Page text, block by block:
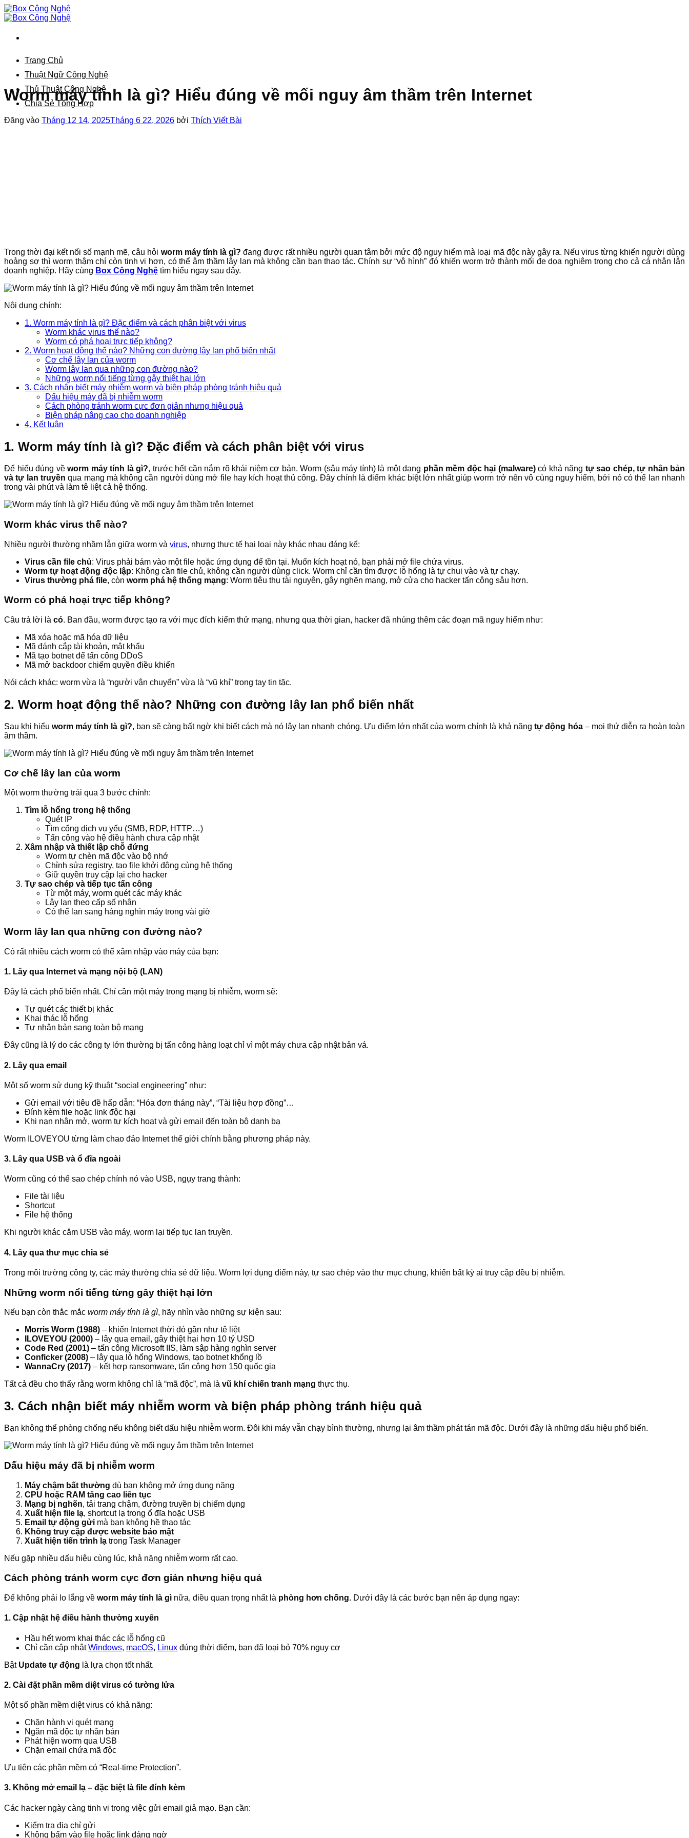
Bỏ
qua
dung
Trang Chủ
Thuật Ngữ Công Nghệ
Thủ Thuật Công Nghệ
Chia Sẻ Tổng Hợp
Worm máy tính là gì? Hiểu đúng về mối nguy âm thầm trên Internet
Đăng vào Tháng 12 14, 2025Tháng 6 22, 2026 bởi Thích Viết Bài
Trong thời đại kết nối số mạnh mẽ, câu hỏi worm máy tính là gì? đang được rất nhiều người quan tâm bởi mức độ nguy hiểm mà loại mã độc này gây ra. Nếu virus từng khiến người dùng
hoảng sợ thì worm thậm chí còn tinh vi hơn, có thể âm thầm lây lan mà không cần bạn thao tác. Chính sự “vô hình” đó khiến worm trở thành mối đe dọa nghiêm trọng cho cả cá nhân lẫn
doanh nghiệp. Hãy cùng Box Công Nghệ tìm hiểu ngay sau đây.
Nội dung chính:
1. Worm máy tính là gì? Đặc điểm và cách phân biệt với virus
Worm khác virus thế nào?
Worm có phá hoại trực tiếp không?
2. Worm hoạt động thế nào? Những con đường lây lan phổ biến nhất
Cơ chế lây lan của worm
Worm lây lan qua những con đường nào?
Những worm nổi tiếng từng gây thiệt hại lớn
3. Cách nhận biết máy nhiễm worm và biện pháp phòng tránh hiệu quả
Dấu hiệu máy đã bị nhiễm worm
Cách phòng tránh worm cực đơn giản nhưng hiệu quả
Biện pháp nâng cao cho doanh nghiệp
4. Kết luận
1. Worm máy tính là gì? Đặc điểm và cách phân biệt với virus
Để hiểu đúng vềworm máy tính là gì?, trước hết cần nắm rõ khái niệm cơ bản. Worm (sâu máy tính) là một dạng phần mềm độc hại (malware)có khả năng tự sao chép, tự nhân bản
và tự lan truyền qua mạng mà không cần người dùng mở file hay kích hoạt thủ công. Đây chính là điểm khác biệt lớn nhất giúp worm trở nên vô cùng nguy hiểm, bởi nó có thể lan nhanh
trong vài phút và làm tê liệt cả hệ thống.
Worm khác virus thế nào?
Nhiều người thường nhầm lẫn giữa worm và virus, nhưng thực tế hai loại này khác nhau đáng kể:
Virus cần file chủ: Virus phải bám vào một file hoặc ứng dụng để tồn tại. Muốn kích hoạt nó, bạn phải mở file chứa virus.
Worm tự hoạt động độc lập: Không cần file chủ, không cần người dùng click. Worm chỉ cần tìm được lỗ hổng là tự chui vào và tự chạy.
Virus thường phá file, còn worm phá hệ thống mạng: Worm tiêu thụ tài nguyên, gây nghẽn mạng, mở cửa cho hacker tấn công sâu hơn.
Worm có phá hoại trực tiếp không?
Câu trả lời là có. Ban đầu, worm được tạo ra với mục đích kiểm thử mạng, nhưng qua thời gian, hacker đã nhúng thêm các đoạn mã nguy hiểm như:
Mã xóa hoặc mã hóa dữ liệu
Mã đánh cắp tài khoản, mật khẩu
Mã tạo botnet để tấn công DDoS
Mã mở backdoor chiếm quyền điều khiển
Nói cách khác: worm vừa là “người vận chuyển” vừa là “vũ khí” trong tay tin tặc.
2. Worm hoạt động thế nào? Những con đường lây lan phổ biến nhất
Sau khi hiểu worm máy tính là gì?, bạn sẽ càng bất ngờ khi biết cách mà nó lây lan nhanh chóng. Ưu điểm lớn nhất của worm chính là khả năngtự động hóa– mọi thứ diễn ra hoàn toàn
âm thầm.
Cơ chế lây lan của worm
Một worm thường trải qua 3 bước chính:
Tìm lỗ hổng trong hệ thống
Quét IP
Tìm cổng dịch vụ yếu (SMB, RDP, HTTP…)
Tấn công vào hệ điều hành chưa cập nhật
Xâm nhập và thiết lập chỗ đứng
Worm tự chèn mã độc vào bộ nhớ
Chỉnh sửa registry, tạo file khởi động cùng hệ thống
Giữ quyền truy cập lại cho hacker
Tự sao chép và tiếp tục tấn công
Từ một máy, worm quét các máy khác
Lây lan theo cấp số nhân
Có thể lan sang hàng nghìn máy trong vài giờ
Worm lây lan qua những con đường nào?
Có rất nhiều cách worm có thể xâm nhập vào máy của bạn:
1. Lây qua Internet và mạng nội bộ (LAN)
Đây là cách phổ biến nhất. Chỉ cần một máy trong mạng bị nhiễm, worm sẽ:
Tự quét các thiết bị khác
Khai thác lỗ hổng
Tự nhân bản sang toàn bộ mạng
Đây cũng là lý do các công ty lớn thường bị tấn công hàng loạt chỉ vì một máy chưa cập nhật bản vá.
2. Lây qua email
Một số worm sử dụng kỹ thuật “social engineering” như:
Gửi email với tiêu đề hấp dẫn: “Hóa đơn tháng này”, “Tài liệu hợp đồng”…
Đính kèm file hoặc link độc hại
Khi nạn nhân mở, worm tự kích hoạt và gửi email đến toàn bộ danh bạ
Worm ILOVEYOU từng làm chao đảo Internet thế giới chính bằng phương pháp này.
3. Lây qua USB và ổ đĩa ngoài
Worm cũng có thể sao chép chính nó vào USB, ngụy trang thành:
File tài liệu
Shortcut
File hệ thống
Khi người khác cắm USB vào máy, worm lại tiếp tục lan truyền.
4. Lây qua thư mục chia sẻ
Trong môi trường công ty, các máy thường chia sẻ dữ liệu. Worm lợi dụng điểm này, tự sao chép vào thư mục chung, khiến bất kỳ ai truy cập đều bị nhiễm.
Những worm nổi tiếng từng gây thiệt hại lớn
Nếu bạn còn thắc mắc worm máy tính là gì, hãy nhìn vào những sự kiện sau:
Morris Worm (1988) – khiến Internet thời đó gần như tê liệt
ILOVEYOU (2000) – lây qua email, gây thiệt hại hơn 10 tỷ USD
Code Red (2001) – tấn công Microsoft IIS, làm sập hàng nghìn server
Conficker (2008) – lây qua lỗ hổng Windows, tạo botnet khổng lồ
WannaCry (2017) – kết hợp ransomware, tấn công hơn 150 quốc gia
Tất cả đều cho thấy rằng worm không chỉ là “mã độc”, mà là vũ khí chiến tranh mạng thực thụ.
3. Cách nhận biết máy nhiễm worm và biện pháp phòng tránh hiệu quả
Bạn không thể phòng chống nếu không biết dấu hiệu nhiễm worm. Đôi khi máy vẫn chạy bình thường, nhưng lại âm thầm phát tán mã độc. Dưới đây là những dấu hiệu phổ biến.
Dấu hiệu máy đã bị nhiễm worm
Máy chậm bất thường dù bạn không mở ứng dụng nặng
CPU hoặc RAM tăng cao liên tục
Mạng bị nghẽn, tải trang chậm, đường truyền bị chiếm dụng
Xuất hiện file lạ, shortcut lạ trong ổ đĩa hoặc USB
Email tự động gửi mà bạn không hề thao tác
Không truy cập được website bảo mật
Xuất hiện tiến trình lạ trong Task Manager
Nếu gặp nhiều dấu hiệu cùng lúc, khả năng nhiễm worm rất cao.
Cách phòng tránh worm cực đơn giản nhưng hiệu quả
Để không phải lo lắng về worm máy tính là gì nữa, điều quan trọng nhất là phòng hơn chống. Dưới đây là các bước bạn nên áp dụng ngay:
1. Cập nhật hệ điều hành thường xuyên
Hầu hết worm khai thác các lỗ hổng cũ
Chỉ cần cập nhậtWindows, macOS, Linux đúng thời điểm, bạn đã loại bỏ 70% nguy cơ
Bật Update tự động là lựa chọn tốt nhất.
2. Cài đặt phần mềm diệt virus có tường lửa
Một số phần mềm diệt virus có khả năng:
Chặn hành vi quét mạng
Ngăn mã độc tự nhân bản
Phát hiện worm qua USB
Chặn email chứa mã độc
Ưu tiên các phần mềm có “Real-time Protection”.
3. Không mở email lạ – đặc biệt là file đính kèm
Các hacker ngày càng tinh vi trong việc gửi email giả mạo. Bạn cần:
Kiểm tra địa chỉ gửi
Không bấm vào file hoặc link đáng ngờ